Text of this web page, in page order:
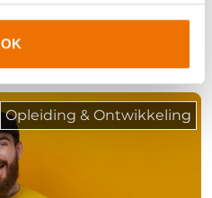
OK
Opleiding & Ontwikkeling